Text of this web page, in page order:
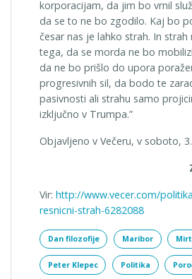
korporacijam, da jim bo vrnil
da se to ne bo zgodilo. Kaj bo
česar nas je lahko strah. In
tega, da se morda ne bo
da ne bo prišlo do upora
progresivnih sil, da bodo te
pasivnosti ali strahu samo
izključno v Trumpa.”
Objavljeno v Večeru, v soboto,
Vir: http://www.vecer.com/
resnicni-strah-6282088
Dan filozofije Maribor
Peter Klepec Politika